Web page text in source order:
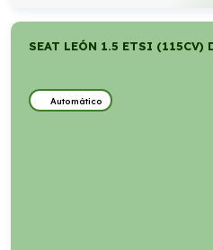
SEAT LEÓN 1.5 ETSI (115CV)
Automático